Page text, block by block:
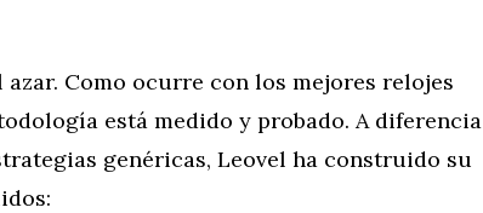
Como ocurre con los mejores relojes
está medido y probado. A diferencia
genéricas, Leovel ha construido su